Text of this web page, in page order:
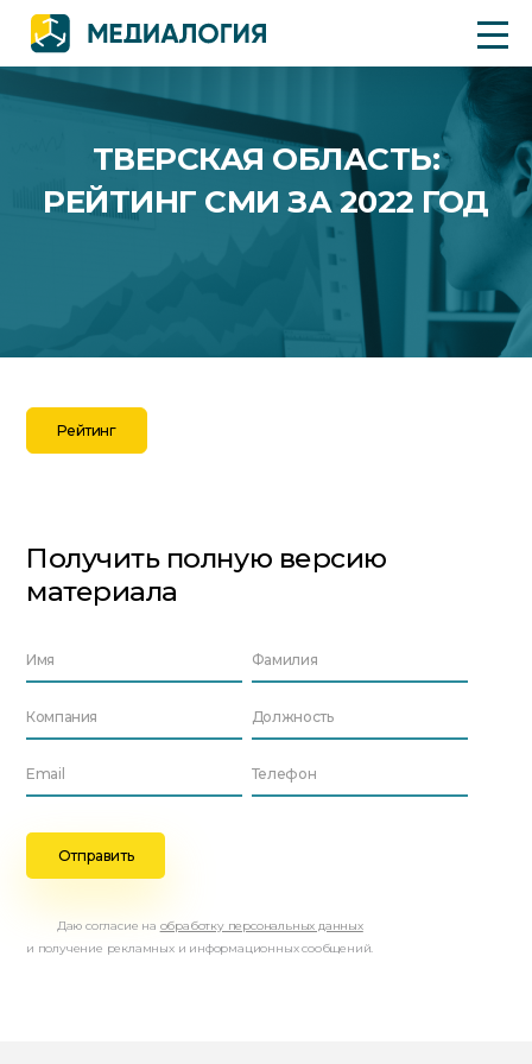
ТВЕРСКАЯ ОБЛАСТЬ:
РЕЙТИНГ СМИ ЗА 2022 ГОД
Рейтинг
Получить полную версию
материала
Даю согласие на обработку персональных данных
и получение рекламных и информационных сообщений.